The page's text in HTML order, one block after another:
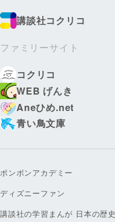
講談社コクリコ
ファミリーサイト
コクリコ
WEB げんき
Aneひめ.net
青い鳥文庫
ボンボンアカデミー
ディズニーファン
講談社の学習まんが 日本の歴史